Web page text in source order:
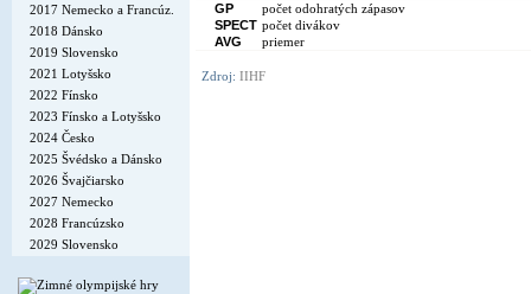
2017 Nemecko a Francúz.
2018 Dánsko
2019 Slovensko
2021 Lotyšsko
2022 Fínsko
2023 Fínsko a Lotyšsko
2024 Česko
2025 Švédsko a Dánsko
2026 Švajčiarsko
2027 Nemecko
2028 Francúzsko
2029 Slovensko
GP
počet odohratých zápasov
SPECT počet divákov
AVG
priemer
Zdroj: IIHF